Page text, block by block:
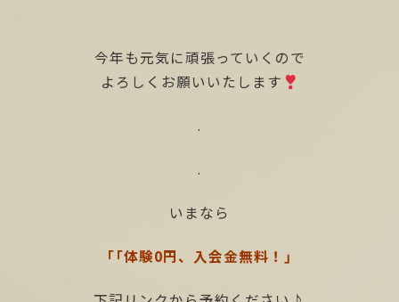
今年も元気に頑張っていくので
よろしくお願いいたします
.
.
いまなら
「「体験0円、入会金無料！」